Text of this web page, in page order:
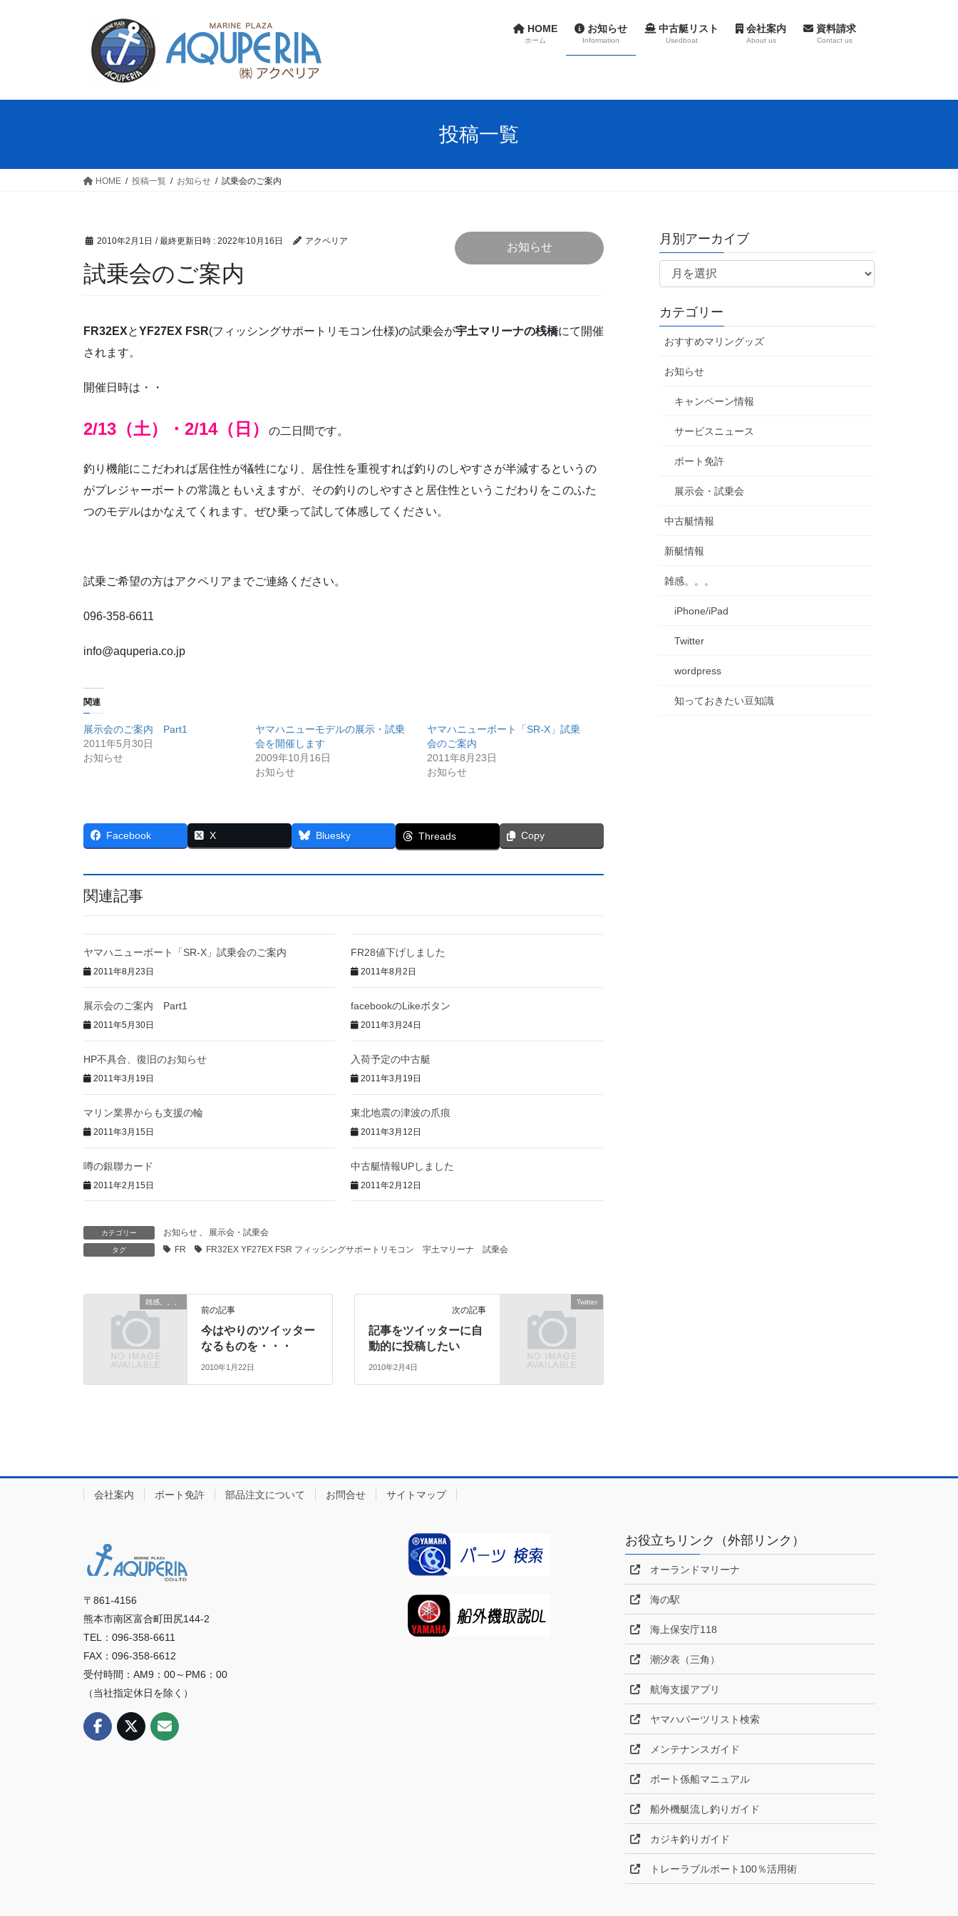
HOME
ホーム
お知らせ
Information
中古艇リスト
Usedboat
会社案内
About us
資料請求
Contact us
投稿一覧
HOME 投稿一覧 お知らせ 試乗会のご案内
2010年2月1日 / 最終更新日時 : 2022年10月16日 アクペリア お知らせ
試乗会のご案内
FR32EXとYF27EX FSR(フィッシングサポートリモコン仕様)の試乗会が宇土マリーナの桟橋にて開催
されます。
開催日時は・・
2/13（土）・2/14（日） の二日間です。
釣り機能にこだわれば居住性が犠牲になり、居住性を重視すれば釣りのしやすさが半減するというの
がプレジャーボートの常識ともいえますが、その釣りのしやすさと居住性というこだわりをこのふた
つのモデルはかなえてくれます。ぜひ乗って試して体感してください。
試乗ご希望の方はアクペリアまでご連絡ください。
096-358-6611
info@aquperia.co.jp
関連
展示会のご案内 Part1
2011年5月30日
お知らせ
ヤマハニューモデルの展示・試乗
会を開催します
2009年10月16日
お知らせ
ヤマハニューボート「SR-X」試乗
会のご案内
2011年8月23日
お知らせ
Facebook X Bluesky Threads Copy
関連記事
ヤマハニューボート「SR-X」試乗会のご案内
2011年8月23日
FR28値下げしました
2011年8月2日
展示会のご案内 Part1
2011年5月30日
facebookのLikeボタン
2011年3月24日
HP不具合、復旧のお知らせ
2011年3月19日
入荷予定の中古艇
2011年3月19日
マリン業界からも支援の輪
2011年3月15日
東北地震の津波の爪痕
2011年3月12日
噂の銀聯カード
2011年2月15日
中古艇情報UPしました
2011年2月12日
カテゴリー お知らせ 、 展示会・試乗会
タグ FR FR32EX YF27EX FSR フィッシングサポートリモコン 宇土マリーナ 試乗会
雑感。。。
前の記事
今はやりのツイッター
なるものを・・・
2010年1月22日
Twitter
次の記事
記事をツイッターに自
動的に投稿したい
2010年2月4日
月別アーカイブ
月
ー
カ
イ
カテゴリー
おすすめマリングッズ
お知らせ
キャンペーン情報
サービスニュース
ボート免許
展示会・試乗会
中古艇情報
新艇情報
雑感。。。
iPhone/iPad
Twitter
wordpress
知っておきたい豆知識
会社案内 ボート免許 部品注文について お問合せ サイトマップ
〒861-4156
熊本市南区富合町田尻144-2
TEL：096-358-6611
FAX：096-358-6612
受付時間：AM9：00～PM6：00
（当社指定休日を除く）
お役立ちリンク（外部リンク）
オーランドマリーナ
海の駅
海上保安庁118
潮汐表（三角）
航海支援アプリ
ヤマハパーツリスト検索
メンテナンスガイド
ボート係船マニュアル
船外機艇流し釣りガイド
カジキ釣りガイド
トレーラブルボート100％活用術